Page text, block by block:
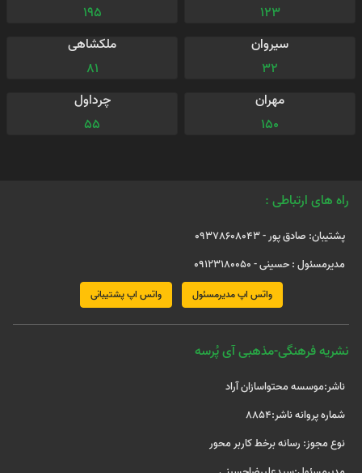
123
195
سیروان
32
ملکشاهی
81
مهران
150
چرداول
55
راه های ارتباطی :
پشتیبان: صادق پور - 09378608043
مدیرمسئول : حسینی - 09123180050
واتس اپ مدیرمسئول واتس اپ پشتیبانی
نشریه فرهنگی-مذهبی آی پُرسه
ناشر:موسسه محتواسازان آراد
شماره پروانه ناشر:8854
نوع مجوز: رسانه برخط کاربر محور